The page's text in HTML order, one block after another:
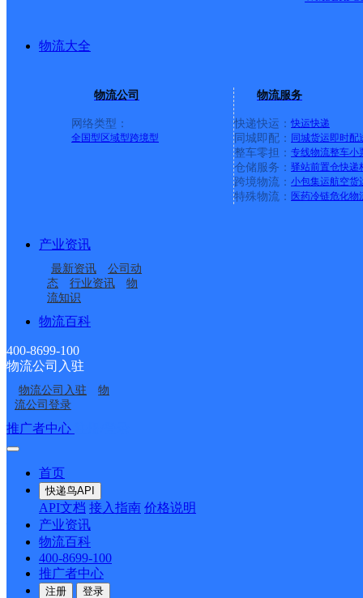
物流大全
物流公司
网络类型：
全国型 区域型跨境型
物流服务
快递快运： 快运快递
同城即配： 同城货运即时配
整车零担： 专线物流整车小
仓储服务： 驿站前置仓快递
跨境物流： 小包集运航空货
特殊物流： 医药冷链危化物
产业资讯
最新资讯
公司动
态
行业资讯
物
流知识
物流百科
400-8699-100
物流公司入驻
物流公司入驻
物
流公司登录
推广者中心
首页
快递鸟API
API文档 接入指南 价格说明
产业资讯
物流百科
400-8699-100
推广者中心
注册 登录
登南海新区服务部
威海文登
山东文登市公司河右路
仓储分部
文登区开发区街道合作
点ID10187
文登区开发区街道合作
点ID10413
威海文登
山东文登公司
接口API
API接口 DEMO下载
关于我们
公司介绍 企业动态
合作伙伴 快递鸟接口服务协议
户隐私政策